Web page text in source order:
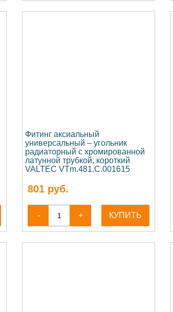
Фитинг аксиальный
универсальный – угольник
радиаторный с хромированной
латунной трубкой, короткий
VALTEC VTm.481.C.001615
801 руб.
- + КУПИТЬ